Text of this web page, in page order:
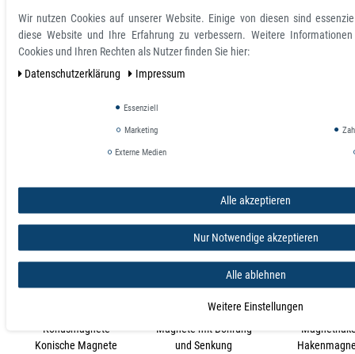
Zu unseren Supermagneten: Der stärkste Ringmagnet: ideal, um
ferromagnetische Gegenstände zu "fischen". Der stärkste Magnet, unser
Haftkraft von 220 kg sowie der Quadermagnet mit einer Stärke von ca. 800
Konusmagnete
Konische Magnete
Magnete mit Bohrung
und Senkung
Wir nutzen Cookies auf unserer Website. Einige von diesen sind
diese Website und Ihre Erfahrung zu verbessern. Weitere
Cookies und Ihren Rechten als Nutzer finden Sie hier:
Daten­schutz­erklärung
Impressum
Essenziell
Marketing
Externe Medien
Alle akzeptieren
Nur Notwendige akzeptieren
Alle ablehnen
Weitere Einstellungen